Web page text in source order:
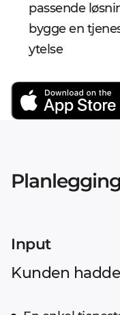
passende
bygge en
ytelse
Input
Kunden